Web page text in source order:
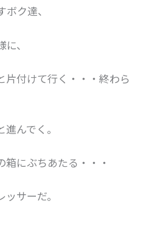
ク達、
、
片付けて行く・・・終わら
んでく。
箱にぶちあたる・・・
サーだ。